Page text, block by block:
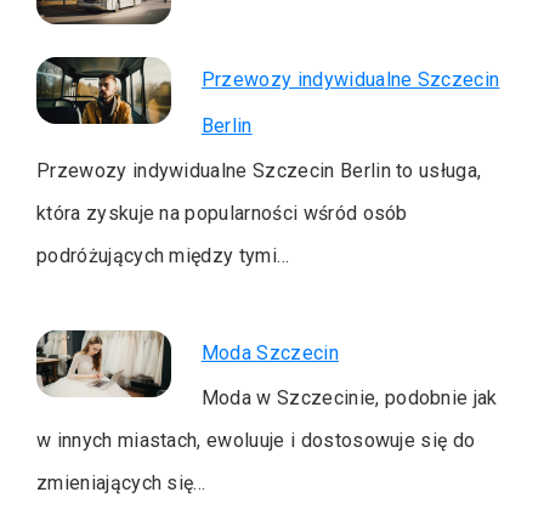
Przewozy indywidualne Szczecin
Berlin
Przewozy indywidualne Szczecin Berlin to usługa,
która zyskuje na popularności wśród osób
podróżujących między tymi…
Moda Szczecin
Moda w Szczecinie, podobnie jak
w innych miastach, ewoluuje i dostosowuje się do
zmieniających się…